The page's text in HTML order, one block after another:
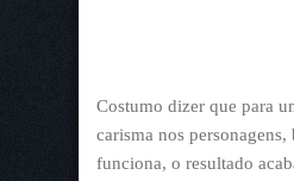
Costumo dizer que para
carisma nos
funciona, o resultado